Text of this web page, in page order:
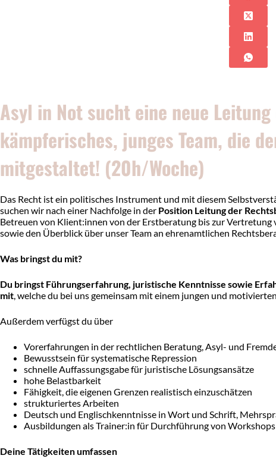
Asyl in Not sucht eine neue
kämpferisches, junges Team, die
mitgestaltet! (20h/Woche)
Das Recht ist ein politisches Instrument und mit diesem
suchen wir nach einer Nachfolge in der Position Leitung der
Betreuen von Klient:innen von der Erstberatung bis zur Vertretung
sowie den Überblick über unser Team an ehrenamtlichen
Was bringst du mit?
Du bringst Führungserfahrung, juristische Kenntnisse sowie
mit , welche du bei uns gemeinsam mit einem jungen und
Außerdem verfügst du über
Vorerfahrungen in der rechtlichen Beratung, Asyl- und
Bewusstsein für systematische Repression
schnelle Auffassungsgabe für juristische Lösungsansätze
hohe Belastbarkeit
Fähigkeit, die eigenen Grenzen realistisch einzuschätzen
strukturiertes Arbeiten
Deutsch und Englischkenntnisse in Wort und Schrift,
Ausbildungen als Trainer:in für Durchführung von
Deine Tätigkeiten umfassen